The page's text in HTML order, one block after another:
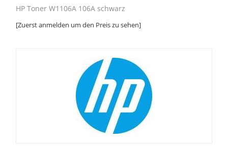
HP Toner W1106A 106A schwarz
[Zuerst anmelden um den Preis zu sehen]